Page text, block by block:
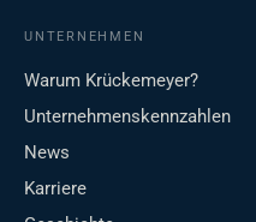
UNTERNEHMEN
Warum Krückemeyer?
Unternehmenskennzahlen
News
Karriere